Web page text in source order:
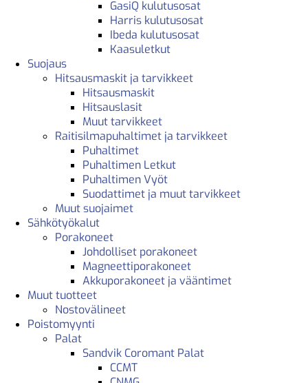
GasiQ kulutusosat
Harris kulutusosat
Ibeda kulutusosat
Kaasuletkut
Suojaus
Hitsausmaskit ja tarvikkeet
Hitsausmaskit
Hitsauslasit
Muut tarvikkeet
Raitisilmapuhaltimet ja tarvikkeet
Puhaltimet
Puhaltimen Letkut
Puhaltimen Vyöt
Suodattimet ja muut tarvikkeet
Muut suojaimet
Sähkötyökalut
Porakoneet
Johdolliset porakoneet
Magneettiporakoneet
Akkuporakoneet ja vääntimet
Muut tuotteet
Nostovälineet
Poistomyynti
Palat
Sandvik Coromant Palat
CCMT